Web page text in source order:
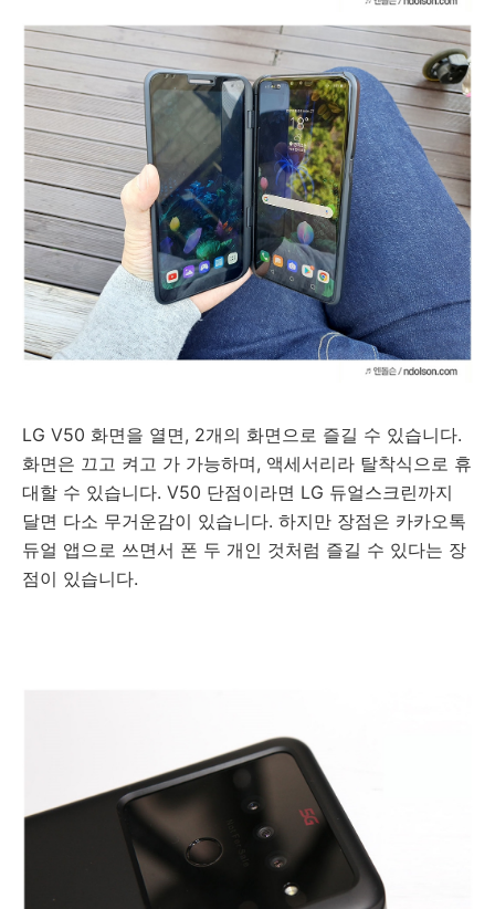
LG V50 화면을 열면, 2개의 화면으로 즐길 수 있습니다.
화면은 끄고 켜고 가 가능하며, 액세서리라 탈착식으로 휴
대할 수 있습니다. V50 단점이라면 LG 듀얼스크린까지
달면 다소 무거운감이 있습니다. 하지만 장점은 카카오톡
듀얼 앱으로 쓰면서 폰 두 개인 것처럼 즐길 수 있다는 장
점이 있습니다.